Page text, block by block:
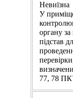
Невиїзна
У
органу за
підстав
77, 78